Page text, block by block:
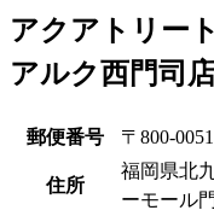
アクアトリー
アルク西門司
郵便番号 〒800-0051
住所
福岡県北
ーモール